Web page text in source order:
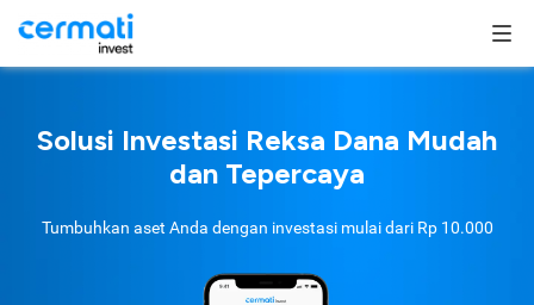
Solusi Investasi Reksa Dana Mudah
dan Tepercaya
Tumbuhkan aset Anda dengan investasi mulai dari Rp 10.000